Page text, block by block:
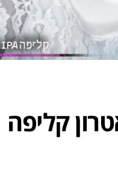
קליפה